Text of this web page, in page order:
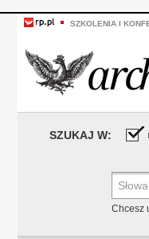
SZKOLENIA I
SZUKAJ W:
Chcesz